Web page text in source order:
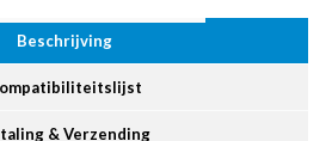
Beschrijving
& Verzending